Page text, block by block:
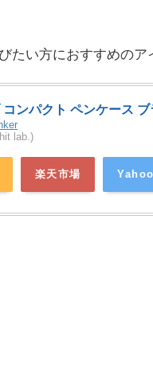
たい方におすすめのア
コンパクト ペンケース
lab.)
楽天市場